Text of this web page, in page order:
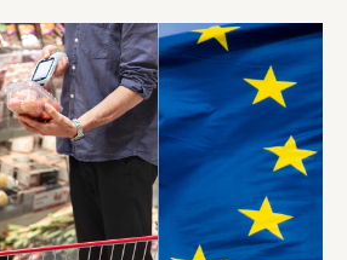
svenska Förpacknings- och
PPWR (EU)
den 12 augusti i år.